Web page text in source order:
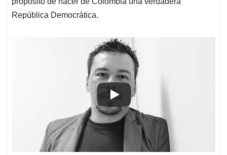
República Democrática.